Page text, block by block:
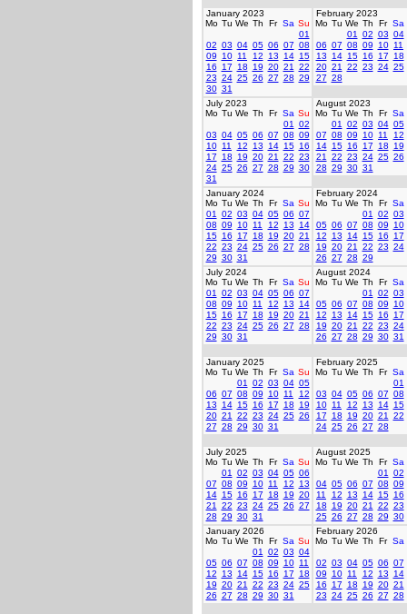
January 2023
Mo Tu We Th Fr Sa Su
01
02 03 04 05 06 07 08
09
10 11 12 13 14 15
16
17 18 19 20 21
22
23 24 25 26 27 28 29
30 31
February 2023
Mo Tu We Th Fr Sa
01
02 03 04
06 07 08 09 10 11
13
14 15 16 17 18
20 21 22 23 24 25
27 28
July 2023
Mo Tu We Th Fr Sa Su
01
02
03 04 05 06 07 08 09
10 11 12 13 14 15 16
17
18 19 20 21 22 23
24 25 26 27 28 29 30
31
August 2023
Mo Tu We Th Fr Sa
01
02 03 04 05
07 08 09 10 11 12
14 15 16 17 18 19
21
22 23 24 25 26
28 29 30 31
January 2024
Mo Tu We Th Fr Sa Su
01
02 03 04 05 06 07
08 09 10 11 12 13
14
15 16 17 18 19 20 21
22 23 24 25 26 27 28
29 30 31
February 2024
Mo Tu We Th Fr Sa
01
02 03
05 06 07 08 09 10
12
13 14 15 16 17
19 20 21 22 23 24
26 27 28 29
July 2024
Mo Tu We Th Fr Sa Su
01
02 03 04 05 06 07
08 09 10 11 12 13
14
15 16 17 18 19 20 21
22 23 24 25 26 27 28
29 30 31
August 2024
Mo Tu We Th Fr Sa
01
02 03
05 06 07 08 09 10
12
13 14 15 16 17
19 20 21 22 23 24
26 27 28 29 30 31
January 2025
Mo Tu We Th Fr Sa Su
01
02 03 04 05
06 07 08 09 10 11
12
13
14 15 16 17 18
19
20 21 22 23 24 25 26
27 28 29 30 31
February 2025
Mo Tu We Th Fr Sa
01
03 04 05 06 07 08
10 11 12 13 14 15
17
18 19 20 21 22
24 25 26 27 28
July 2025
Mo Tu We Th Fr Sa Su
01
02 03 04 05 06
07 08 09 10 11 12
13
14 15 16 17 18 19 20
21
22 23 24 25 26 27
28 29 30 31
August 2025
Mo Tu We Th Fr Sa
01
02
04 05 06 07 08 09
11
12 13 14 15 16
18
19 20 21 22 23
25 26 27 28 29 30
January 2026
Mo Tu We Th Fr Sa Su
01
02 03 04
05 06 07 08 09 10 11
12
13 14 15 16 17
18
19 20 21 22 23 24 25
26 27 28 29 30 31
February 2026
Mo Tu We Th Fr Sa
02 03 04 05 06 07
09
10 11 12 13 14
16
17 18 19 20 21
23 24 25 26 27 28